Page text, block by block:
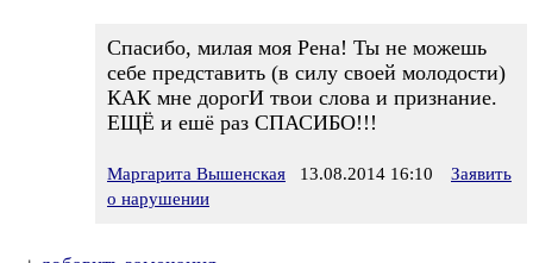
Спасибо, милая моя Рена! Ты не можешь
себе представить (в силу своей молодости)
КАК мне дорогИ твои слова и признание.
ЕЩЁ и ешё раз СПАСИБО!!!
Маргарита Вышенская 13.08.2014 16:10
Заявить
о нарушении